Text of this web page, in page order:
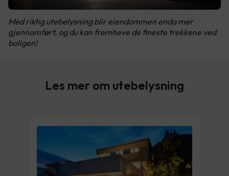
Med riktig utebelysning blir eiendommen enda mer
gjennomført, og du kan fremheve de fineste trekkene ved
boligen!
Les mer om utebelysning